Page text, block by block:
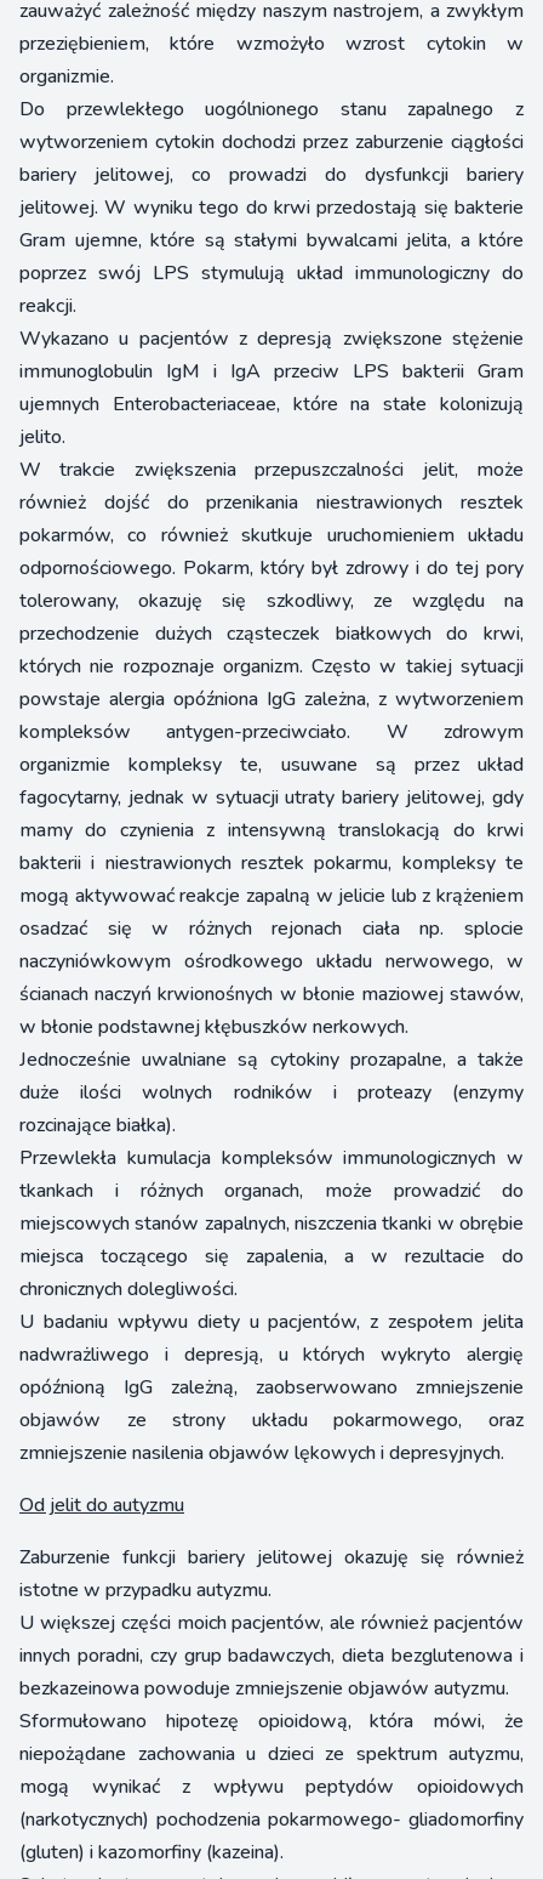
zauważyć zależność między naszym nastrojem, a zwykłym
przeziębieniem, które wzmożyło wzrost cytokin w
organizmie.
Do przewlekłego uogólnionego stanu zapalnego z
wytworzeniem cytokin dochodzi przez zaburzenie ciągłości
bariery jelitowej, co prowadzi do dysfunkcji bariery
jelitowej. W wyniku tego do krwi przedostają się bakterie
Gram ujemne, które są stałymi bywalcami jelita, a które
poprzez swój LPS stymulują układ immunologiczny do
reakcji.
Wykazano u pacjentów z depresją zwiększone stężenie
immunoglobulin IgM i IgA przeciw LPS bakterii Gram
ujemnych Enterobacteriaceae, które na stałe kolonizują
jelito.
W trakcie zwiększenia przepuszczalności jelit, może
również dojść do przenikania niestrawionych resztek
pokarmów, co również skutkuje uruchomieniem układu
odpornościowego. Pokarm, który był zdrowy i do tej pory
tolerowany, okazuję się szkodliwy, ze względu na
przechodzenie dużych cząsteczek białkowych do krwi,
których nie rozpoznaje organizm. Często w takiej sytuacji
powstaje alergia opóźniona IgG zależna, z wytworzeniem
kompleksów antygen-przeciwciało. W zdrowym
organizmie kompleksy te, usuwane są przez układ
fagocytarny, jednak w sytuacji utraty bariery jelitowej, gdy
mamy do czynienia z intensywną translokacją do krwi
bakterii i niestrawionych resztek pokarmu, kompleksy te
mogą aktywować reakcje zapalną w jelicie lub z krążeniem
osadzać się w różnych rejonach ciała np. splocie
naczyniówkowym ośrodkowego układu nerwowego, w
ścianach naczyń krwionośnych w błonie maziowej stawów,
w błonie podstawnej kłębuszków nerkowych.
Jednocześnie uwalniane są cytokiny prozapalne, a także
duże ilości wolnych rodników i proteazy (enzymy
rozcinające białka).
Przewlekła kumulacja kompleksów immunologicznych w
tkankach i różnych organach, może prowadzić do
miejscowych stanów zapalnych, niszczenia tkanki w obrębie
miejsca toczącego się zapalenia, a w rezultacie do
chronicznych dolegliwości.
U badaniu wpływu diety u pacjentów, z zespołem jelita
nadwrażliwego i depresją, u których wykryto alergię
opóźnioną IgG zależną, zaobserwowano zmniejszenie
objawów ze strony układu pokarmowego, oraz
zmniejszenie nasilenia objawów lękowych i depresyjnych.
Od jelit do autyzmu
Zaburzenie funkcji bariery jelitowej okazuję się również
istotne w przypadku autyzmu.
U większej części moich pacjentów, ale również pacjentów
innych poradni, czy grup badawczych, dieta bezglutenowa i
bezkazeinowa powoduje zmniejszenie objawów autyzmu.
Sformułowano hipotezę opioidową, która mówi, że
niepożądane zachowania u dzieci ze spektrum autyzmu,
mogą wynikać z wpływu peptydów opioidowych
(narkotycznych) pochodzenia pokarmowego- gliadomorfiny
(gluten) i kazomorfiny (kazeina).